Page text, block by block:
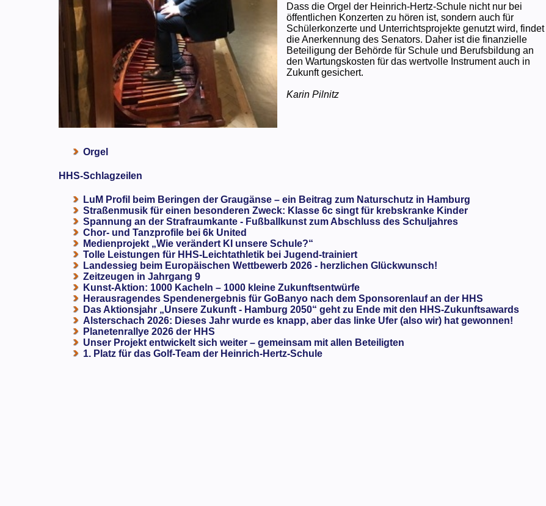
Dass die Orgel der Heinrich-Hertz-Schule nicht nur bei
öffentlichen Konzerten zu hören ist, sondern auch für
Schülerkonzerte und Unterrichtsprojekte genutzt wird, findet
die Anerkennung des Senators. Daher ist die finanzielle
Beteiligung der Behörde für Schule und Berufsbildung an
den Wartungskosten für das wertvolle Instrument auch in
Zukunft gesichert.
Karin Pilnitz
Orgel
HHS-Schlagzeilen
LuM Profil beim Beringen der Graugänse – ein Beitrag zum Naturschutz in Hamburg
Straßenmusik für einen besonderen Zweck: Klasse 6c singt für krebskranke Kinder
Spannung an der Strafraumkante - Fußballkunst zum Abschluss des Schuljahres
Chor- und Tanzprofile bei 6k United
Medienprojekt „Wie verändert KI unsere Schule?“
Tolle Leistungen für HHS-Leichtathletik bei Jugend-trainiert
Landessieg beim Europäischen Wettbewerb 2026 - herzlichen Glückwunsch!
Zeitzeugen in Jahrgang 9
Kunst-Aktion: 1000 Kacheln – 1000 kleine Zukunftsentwürfe
Herausragendes Spendenergebnis für GoBanyo nach dem Sponsorenlauf an der HHS
Das Aktionsjahr „Unsere Zukunft - Hamburg 2050“ geht zu Ende mit den HHS-Zukunftsawards
Alsterschach 2026: Dieses Jahr wurde es knapp, aber das linke Ufer (also wir) hat gewonnen!
Planetenrallye 2026 der HHS
Unser Projekt entwickelt sich weiter – gemeinsam mit allen Beteiligten
1. Platz für das Golf-Team der Heinrich-Hertz-Schule